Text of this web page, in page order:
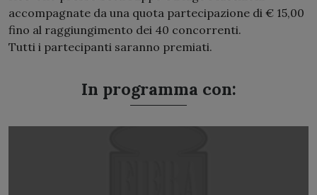
accompagnate da una quota partecipazione di € 15,00
fino al raggiungimento dei 40 concorrenti.
Tutti i partecipanti saranno premiati.
In programma con: